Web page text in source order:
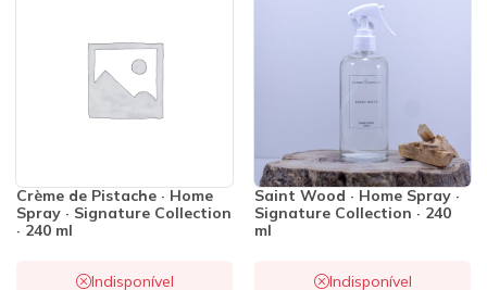
Crème de Pistache · Home
Spray · Signature Collection
· 240 ml
Indisponível
Saint Wood · Home Spray ·
Signature Collection · 240
ml
Indisponível